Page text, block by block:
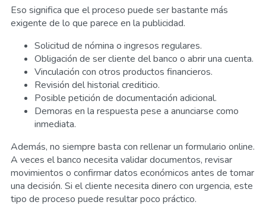
Eso significa que el proceso puede ser bastante más
exigente de lo que parece en la publicidad.
Solicitud de nómina o ingresos regulares.
Obligación de ser cliente del banco o abrir una cuenta.
Vinculación con otros productos financieros.
Revisión del historial crediticio.
Posible petición de documentación adicional.
Demoras en la respuesta pese a anunciarse como
inmediata.
Además, no siempre basta con rellenar un formulario online.
A veces el banco necesita validar documentos, revisar
movimientos o confirmar datos económicos antes de tomar
una decisión. Si el cliente necesita dinero con urgencia, este
tipo de proceso puede resultar poco práctico.